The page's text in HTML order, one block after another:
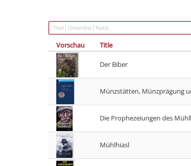
Vorschau Title
Der Biber
Münzstätten, Münzprägung
Die Prophezeiungen des
Mühlhiasl